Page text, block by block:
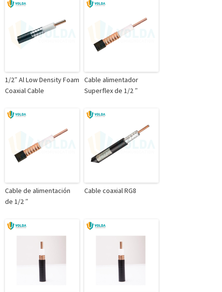
1/2″ Al Low Density Foam
Coaxial Cable
Cable alimentador
Superflex de 1/2 ″
Cable de alimentación
de 1/2 ″
Cable coaxial RG8